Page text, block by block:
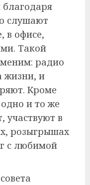
благодаря
слушают
в офисе,
Такой
радио
жизни, и
Кроме
и то же
участвуют в
розыгрышах
с любимой